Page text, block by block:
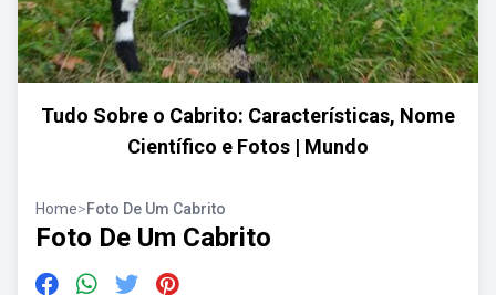
Tudo Sobre o Cabrito: Características, Nome
Científico e Fotos | Mundo
Home>Foto De Um Cabrito
Foto De Um Cabrito